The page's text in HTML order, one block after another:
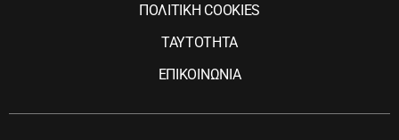
ΠΟΛΙΤΙΚΗ COOKIES
ΤΑΥΤΟΤΗΤΑ
ΕΠΙΚΟΙΝΩΝΙΑ